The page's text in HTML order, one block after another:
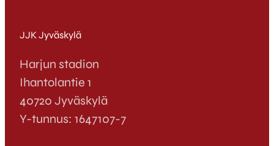
JJK Jyväskylä
Harjun stadion
Ihantolantie 1
40720 Jyväskylä
Y-tunnus: 1647107-7